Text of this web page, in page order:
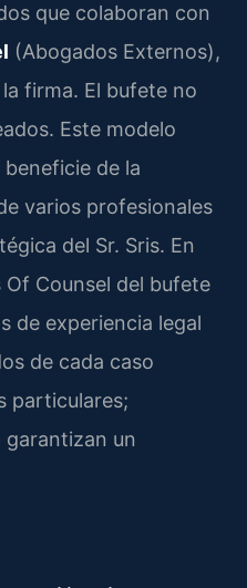
que colaboran con
(Abogados Externos),
firma. El bufete no
Este modelo
de la
varios profesionales
del Sr. Sris. En
Of Counsel del bufete
de experiencia legal
de cada caso
particulares;
un